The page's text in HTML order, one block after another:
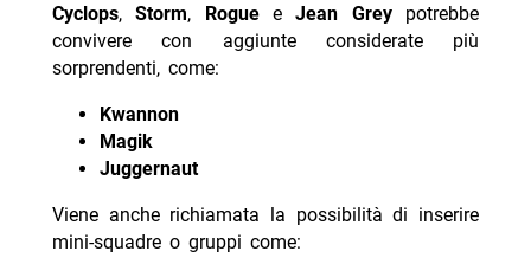
Cyclops,Storm, RogueeJean Greypotrebbe
convivere con aggiunte considerate più
sorprendenti, come:
Kwannon
Magik
Juggernaut
Viene anche richiamata la possibilità di inserire
mini-squadre o gruppi come: